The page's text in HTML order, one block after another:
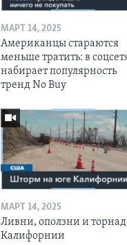
МАРТ 14, 2025
Американцы стараются
меньше тратить: в
набирает популярность
тренд No Buy
МАРТ 14, 2025
Ливни, оползни и
Калифорнии